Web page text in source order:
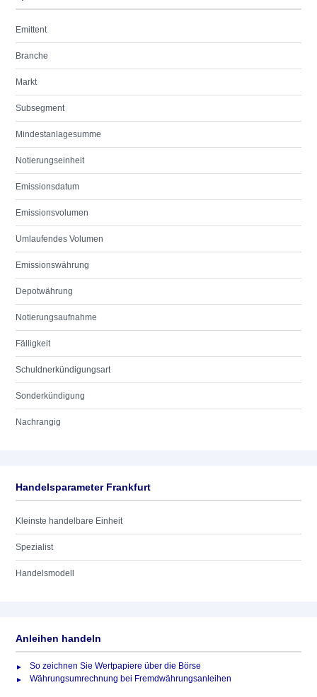
Emittent
Branche
Markt
Subsegment
Mindestanlagesumme
Notierungseinheit
Emissionsdatum
Emissionsvolumen
Umlaufendes Volumen
Emissionswährung
Depotwährung
Notierungsaufnahme
Fälligkeit
Schuldnerkündigungsart
Sonderkündigung
Nachrangig
Handelsparameter Frankfurt
Kleinste handelbare Einheit
Spezialist
Handelsmodell
Anleihen handeln
So zeichnen Sie Wertpapiere über die Börse
Währungsumrechnung bei Fremdwährungsanleihen